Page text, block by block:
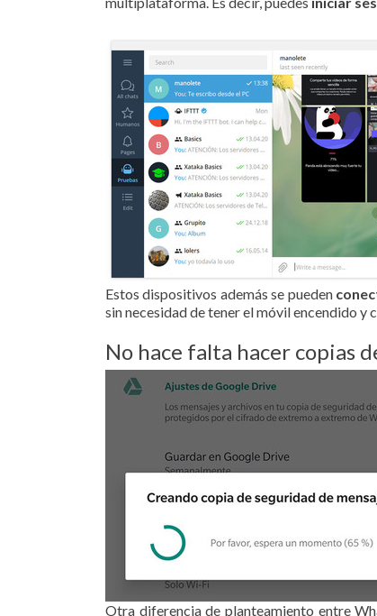
Estos dispositivos además se pueden
sin necesidad de tener el móvil encendido
No hace falta hacer copias
Otra diferencia de planteamiento entre